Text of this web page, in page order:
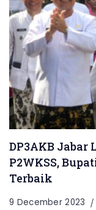
DP3AKB
P2WKSS,
Terbaik
9 December 2023